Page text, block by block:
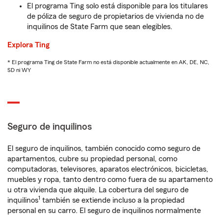
El programa Ting solo está disponible para los titulares
de póliza de seguro de propietarios de vivienda no de
inquilinos de State Farm que sean elegibles.
Explora Ting
* El programa Ting de State Farm no está disponible actualmente en AK, DE, NC,
SD ni WY
Seguro de inquilinos
El seguro de inquilinos, también conocido como seguro de
apartamentos, cubre su propiedad personal, como
computadoras, televisores, aparatos electrónicos, bicicletas,
muebles y ropa, tanto dentro como fuera de su apartamento
u otra vivienda que alquile. La cobertura del seguro de
inquilinos1 también se extiende incluso a la propiedad
personal en su carro. El seguro de inquilinos normalmente